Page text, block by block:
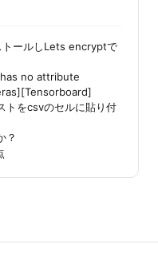
ールしLets encryptで
no attribute
トをcsvのセルに貼り付
？